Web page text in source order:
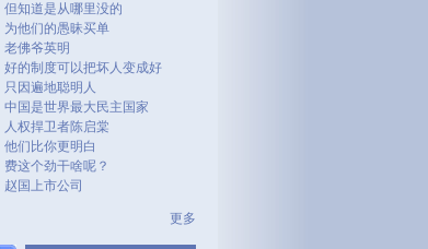
但知道是从哪里没的
为他们的愚昧买单
老佛爷英明
好的制度可以把坏人变成好
只因遍地聪明人
中国是世界最大民主国家
人权捍卫者陈启棠
他们比你更明白
费这个劲干啥呢？
赵国上市公司
更多